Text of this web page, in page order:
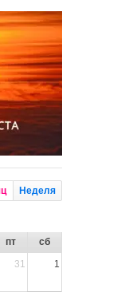
Неделя
пт
сб
31 1